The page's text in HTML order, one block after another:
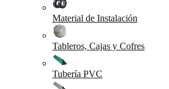
Material de Instalación
Tableros, Cajas y Cofres
Tubería PVC